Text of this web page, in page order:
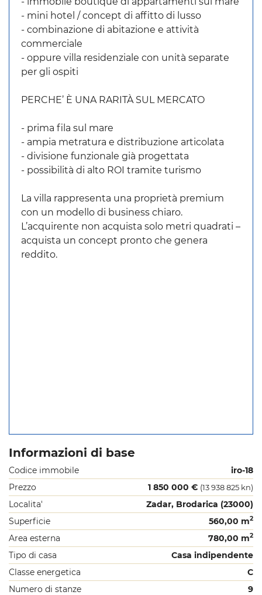
- mini hotel / concept di affitto di lusso
- combinazione di abitazione e attività
commerciale
- oppure villa residenziale con unità separate
per gli ospiti
PERCHE’ È UNA RARITÀ SUL MERCATO
- prima fila sul mare
- ampia metratura e distribuzione articolata
- divisione funzionale già progettata
- possibilità di alto ROI tramite turismo
La villa rappresenta una proprietà premium
con un modello di business chiaro.
L’acquirente non acquista solo metri quadrati –
acquista un concept pronto che genera
reddito.
Informazioni di base
Codice immobile
iro-18
Prezzo
1 850 000 € (13 938 825 kn)
Localita'
Zadar, Brodarica (23000)
Superficie
560,00 m2
Area esterna 780,00 m2
Tipo di casa
Casa indipendente
Classe energetica
C
Numero di stanze
9